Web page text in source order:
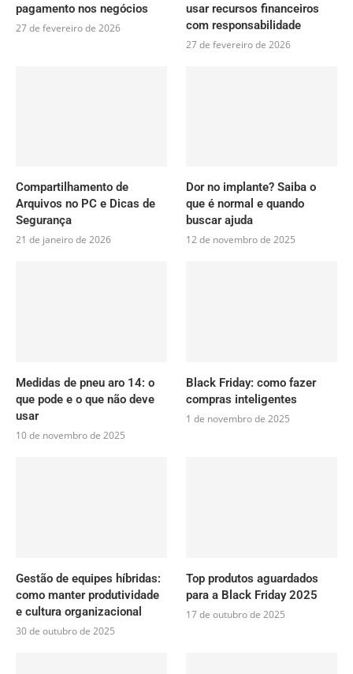
pagamento nos negócios
27 de fevereiro de 2026
usar recursos financeiros
com responsabilidade
27 de fevereiro de 2026
Compartilhamento de
Arquivos no PC e Dicas de
Segurança
21 de janeiro de 2026
Dor no implante? Saiba o
que é normal e quando
buscar ajuda
12 de novembro de 2025
Medidas de pneu aro 14: o
que pode e o que não deve
usar
10 de novembro de 2025
Black Friday: como fazer
compras inteligentes
1 de novembro de 2025
Gestão de equipes híbridas:
como manter produtividade
e cultura organizacional
30 de outubro de 2025
Top produtos aguardados
para a Black Friday 2025
17 de outubro de 2025